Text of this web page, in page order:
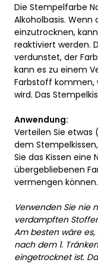
Die Stempelfarbe
Alkoholbasis.
einzutrocknen,
reaktiviert werden.
verdunstet, der
kann es zu einem
Farbstoff kommen,
wird. Das
Anwendung:
Verteilen Sie
dem
Sie das Kissen eine
übergebliebenen
vermengen können.
Verwenden Sie nie
verdampften
Am besten wäre
nach dem 1.
eingetrocknet ist.